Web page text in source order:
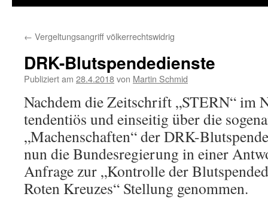
← Vergeltungsangriff völkerrechtswidrig
DRK-Blutspendedienste
Publiziert am 28.4.2018von Martin Schmid
Nachdem die Zeitschrift „STERN“ im
tendentiös und einseitig über die
„Machenschaften“ der DRK-
nun die Bundesregierung in einer
Anfrage zur „Kontrolle der
Roten Kreuzes“ Stellung genommen.